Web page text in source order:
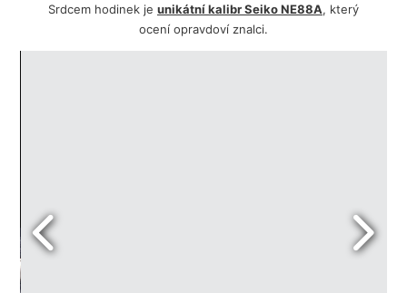
Srdcem hodinek je unikátní kalibr SeikoNE88A, který
ocení opravdoví znalci.